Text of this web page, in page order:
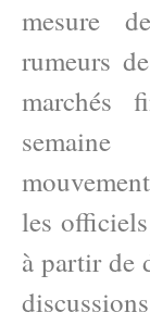
mesure
rumeurs
marchés
les
à partir de